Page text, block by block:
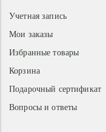
Учетная запись
Мои заказы
Избранные товары
Корзина
Подарочный сертификат
Вопросы и ответы